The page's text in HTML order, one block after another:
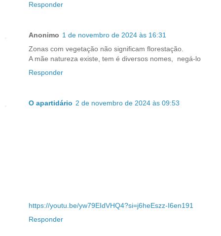
Responder
Anonimo 1 de novembro de 2024 às 16:31
Zonas com vegetação não significam florestação.
A mãe natureza existe, tem é diversos nomes, negá-lo
Responder
O apartidário 2 de novembro de 2024 às 09:53
https://youtu.be/yw79EIdVHQ4?si=j6heEszz-I6en191
Responder